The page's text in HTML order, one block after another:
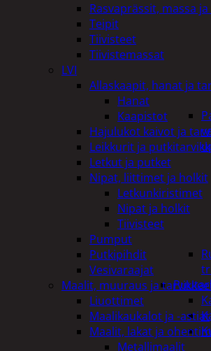
Rasvaprässit, massa
Teipit
Tiivisteet
Tiivistemassat
LVI
Allaskaapit, hanat ja
Hanat
Kaapistot
Hajulukot kaivot ja
Leikkurit ja
Letkut ja putket
Nipat, liittimet ja holkit
Letkunkiristimet
Nipat ja holkit
Tiivisteet
Pumput
Putkipihdit
Vesivaraajat
Maalit, muuraus ja
Liuottimet
Maalikaukalot ja -astiat
Maalit, lakat ja
Metallimaalit